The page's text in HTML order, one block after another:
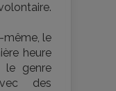
même, le
heure
le genre
des